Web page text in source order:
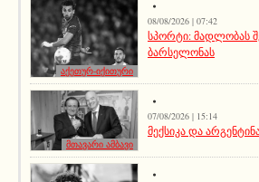
აქეთურ-იქითური
08/08/2026 | 07:42
სპორტი: მადლობას
ბარსელონას
მთავარი ამბავი
07/08/2026 | 15:14
მექსიკა და